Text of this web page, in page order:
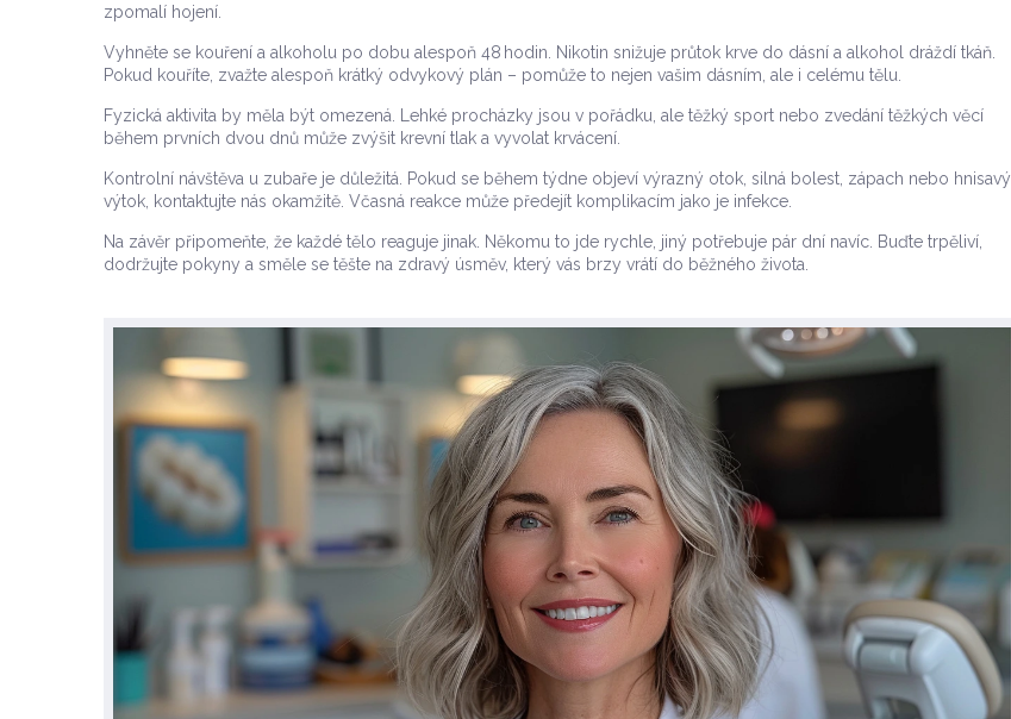
zpomalí hojení.
Vyhněte se kouření a alkoholu po dobu alespoň 48 hodin. Nikotin snižuje průtok krve do dásní a alkohol dráždí tkáň.
Pokud kouříte, zvažte alespoň krátký odvykový plán – pomůže to nejen vašim dásním, ale i celému tělu.
Fyzická aktivita by měla být omezená. Lehké procházky jsou v pořádku, ale těžký sport nebo zvedání těžkých věcí
během prvních dvou dnů může zvýšit krevní tlak a vyvolat krvácení.
Kontrolní návštěva u zubaře je důležitá. Pokud se během týdne objeví výrazný otok, silná bolest, zápach nebo hnisavý
výtok, kontaktujte nás okamžitě. Včasná reakce může předejít komplikacím jako je infekce.
Na závěr připomeňte, že každé tělo reaguje jinak. Někomu to jde rychle, jiný potřebuje pár dní navíc. Buďte trpěliví,
dodržujte pokyny a směle se těšte na zdravý úsměv, který vás brzy vrátí do běžného života.